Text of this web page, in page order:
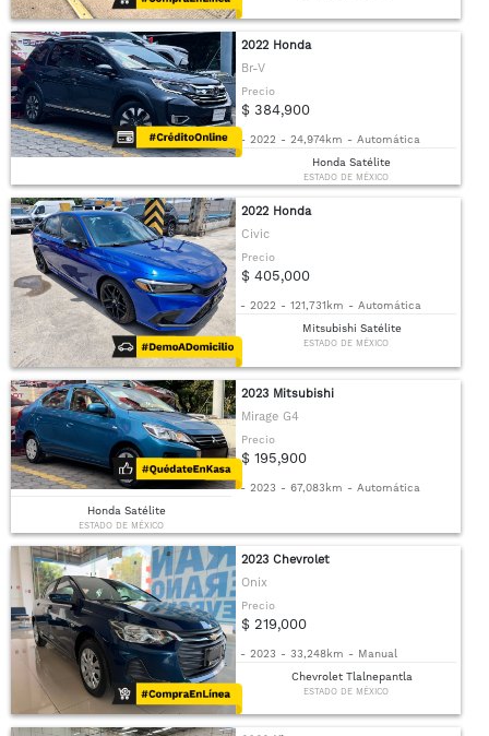
2022 Honda
Br-V
Precio
$ 384,900
- 2022 - 24,974km - Automática
Honda Satélite
ESTADO DE MÉXICO
2022 Honda
Civic
Precio
$ 405,000
- 2022 - 121,731km - Automática
Mitsubishi Satélite
ESTADO DE MÉXICO
2023 Mitsubishi
Mirage G4
Precio
$ 195,900
- 2023 - 67,083km - Automática
Honda Satélite
ESTADO DE MÉXICO
2023 Chevrolet
Onix
Precio
$ 219,000
- 2023 - 33,248km - Manual
Chevrolet Tlalnepantla
ESTADO DE MÉXICO